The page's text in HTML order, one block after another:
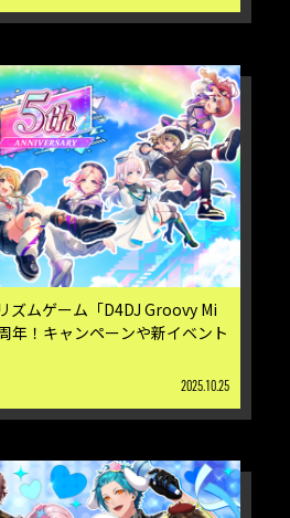
ズムゲーム「D4DJ Groovy Mi
年！キャンペーンや新イベント
2025.10.25